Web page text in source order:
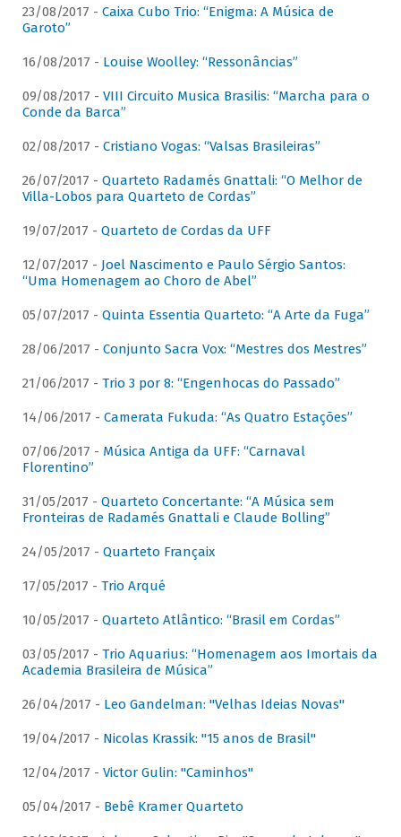
23/08/2017 - Caixa Cubo Trio: “Enigma: A Música de
Garoto”
16/08/2017 - Louise Woolley: “Ressonâncias”
09/08/2017 - VIII Circuito Musica Brasilis: “Marcha para o
Conde da Barca”
02/08/2017 - Cristiano Vogas: “Valsas Brasileiras”
26/07/2017 - Quarteto Radamés Gnattali: “O Melhor de
Villa-Lobos para Quarteto de Cordas”
19/07/2017 - Quarteto de Cordas da UFF
12/07/2017 - Joel Nascimento e Paulo Sérgio Santos:
“Uma Homenagem ao Choro de Abel”
05/07/2017 - Quinta Essentia Quarteto: “A Arte da Fuga”
28/06/2017 - Conjunto Sacra Vox: “Mestres dos Mestres”
21/06/2017 - Trio 3 por 8: “Engenhocas do Passado”
14/06/2017 - Camerata Fukuda: “As Quatro Estações”
07/06/2017 - Música Antiga da UFF: “Carnaval
Florentino”
31/05/2017 - Quarteto Concertante: “A Música sem
Fronteiras de Radamés Gnattali e Claude Bolling”
24/05/2017 - Quarteto Françaix
17/05/2017 - Trio Arqué
10/05/2017 - Quarteto Atlântico: “Brasil em Cordas”
03/05/2017 - Trio Aquarius: “Homenagem aos Imortais da
Academia Brasileira de Música”
26/04/2017 - Leo Gandelman: "Velhas Ideias Novas"
19/04/2017 - Nicolas Krassik: "15 anos de Brasil"
12/04/2017 - Victor Gulin: "Caminhos"
05/04/2017 - Bebê Kramer Quarteto